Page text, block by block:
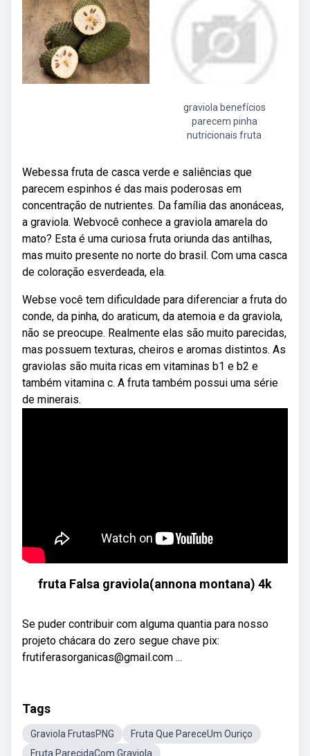
graviola benefícios
parecem pinha
nutricionais fruta
Webessa fruta de casca verde e saliências que
parecem espinhos é das mais poderosas em
concentração de nutrientes. Da família das anonáceas,
a graviola. Webvocê conhece a graviola amarela do
mato? Esta é uma curiosa fruta oriunda das antilhas,
mas muito presente no norte do brasil. Com uma casca
de coloração esverdeada, ela.
Webse você tem dificuldade para diferenciar a fruta do
conde, da pinha, do araticum, da atemoia e da graviola,
não se preocupe. Realmente elas são muito parecidas,
mas possuem texturas, cheiros e aromas distintos. As
graviolas são muita ricas em vitaminas b1 e b2 e
também vitamina c. A fruta também possui uma série
de minerais.
fruta Falsa graviola(annona montana) 4k
Se puder contribuir com alguma quantia para nosso
projeto chácara do zero segue chave pix:
frutiferasorganicas@gmail.com ...
Tags
Graviola FrutasPNG
Fruta Que PareceUm Ouriço
Fruta ParecidaCom Graviola